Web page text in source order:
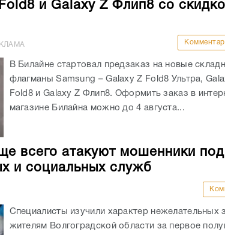
и Galaxy Z Флип8 со
В Билайне стартовал предзаказ на новые
флагманы Samsung – Galaxy Z Fold8 Ультра,
Fold8 и Galaxy Z Флип8. Оформить заказ в
магазине Билайна можно до 4 августа...
всего атакуют мошенники под
и социальных служб
Специалисты изучили характер нежелательных
жителям Волгоградской области за первое